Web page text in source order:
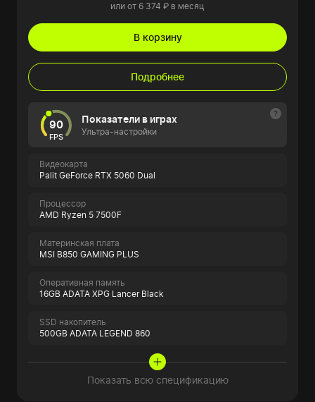
или от 6 374 ₽ в месяц
В корзину
Подробнее
90
FPS
Показатели в играх
Ультра-настройки
Видеокарта
Palit GeForce RTX 5060 Dual
Процессор
AMD Ryzen 5 7500F
Материнская плата
MSI B850 GAMING PLUS
Оперативная память
16GB ADATA XPG Lancer Black
SSD накопитель
500GB ADATA LEGEND 860
Показать всю спецификацию